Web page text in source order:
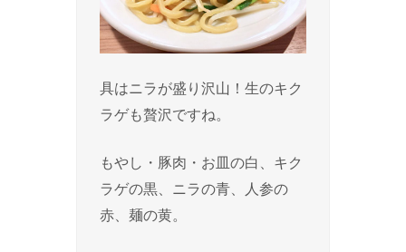
具はニラが盛り沢山！生のキク
ラゲも贅沢ですね。
もやし・豚肉・お皿の白、キク
ラゲの黒、ニラの青、人参の
赤、麺の黄。